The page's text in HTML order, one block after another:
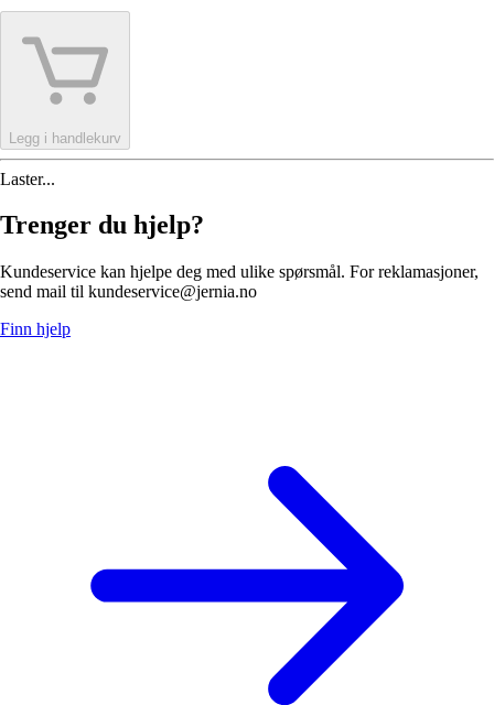
Legg i handlekurv
Laster...
Trenger du hjelp?
Kundeservice kan hjelpe deg med ulike spørsmål. For reklamasjoner,
send mail til kundeservice@jernia.no
Finn hjelp